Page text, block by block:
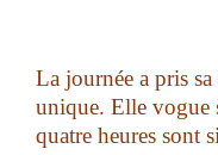
La journée a pris sa
unique. Elle vogue
quatre heures sont